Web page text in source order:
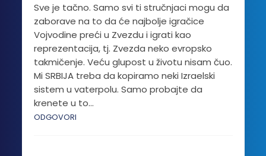
Sve je tačno. Samo svi ti stručnjaci mogu da
zaborave na to da će najbolje igračice
Vojvodine preći u Zvezdu i igrati kao
reprezentacija, tj. Zvezda neko evropsko
takmičenje. Veću glupost u životu nisam čuo.
Mi SRBIJA treba da kopiramo neki Izraelski
sistem u vaterpolu. Samo probajte da
krenete u to…
ODGOVORI